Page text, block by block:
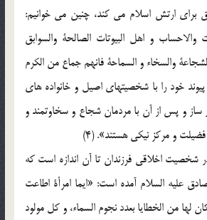
براي ارتش اسلام مي كند، چنين مي خوانيم:
و اهل البيوتات الصالحة والسوابق
والسخاء و السماحة فانهم جماع من الكرم
خود را با شخصيتهاي اصيل و خانواده هاي
ساز و پس از آن با مردمان شجاع و سخاوتمند و
فضيلت و مركز نيكي هستند». (4)
در شخصيت اخلاقي فرزندان تا آن اندازه است كه
عليه السلام آمده است: «ايما امرأة اطاعت
لها من الخطايا بعدد نجوم السماء، و كل مولود